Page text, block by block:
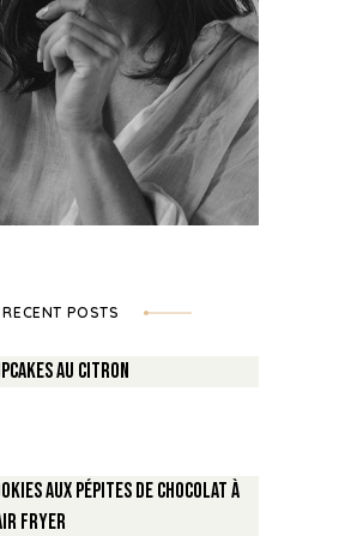
RECENT POSTS
au Citron
aux pépites de Chocolat à
fryer